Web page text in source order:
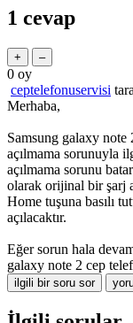
1 cevap
0 oy
ceptelefonuservisi
Merhaba,
Samsung galaxy note
açılmama sorunuyla
açılmama sorunu
olarak orijinal bir şarj
Home tuşuna basılı
açılacaktır.
Eğer sorun hala
galaxy note 2 cep